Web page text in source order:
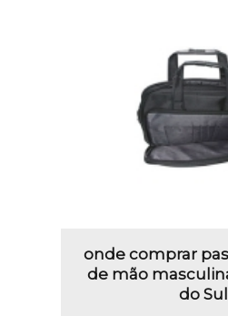
onde comprar
de mão
do Sul